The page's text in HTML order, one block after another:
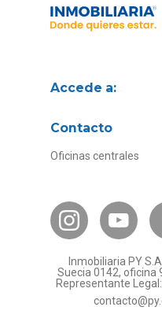
Accede a:
Bases Legales
¿Por qué invertir en
Preguntas
Formulario
Términos y
Contacto
Oficinas centrales
Inmobiliaria PY
Suecia 0142, oficina
Representante